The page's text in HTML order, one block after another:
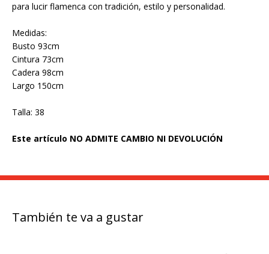
para lucir flamenca con tradición, estilo y personalidad.
Medidas:
Busto 93cm
Cintura 73cm
Cadera 98cm
Largo 150cm
Talla: 38
Este artículo NO ADMITE CAMBIO NI DEVOLUCIÓN
También te va a gustar